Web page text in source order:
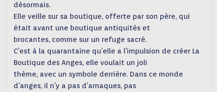
désormais.
Elle veille sur sa boutique, offerte par son père, qui
était avant une boutique antiquités et
brocantes, comme sur un refuge sacré.
C’est à la quarantaine qu’elle a l’impulsion de créer La
Boutique des Anges, elle voulait un joli
thème, avec un symbole derrière. Dans ce monde
d’anges, il n’y a pas d’arnaques, pas